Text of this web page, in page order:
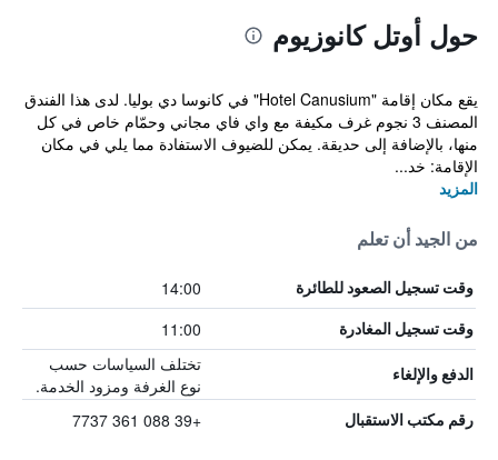
حول أوتل كانوزيوم
يقع مكان إقامة "Hotel Canusium" في كانوسا دي بوليا. لدى هذا الفندق
المصنف 3 نجوم غرف مكيفة مع واي فاي مجاني وحمّام خاص في كل
منها، بالإضافة إلى حديقة. يمكن للضيوف الاستفادة مما يلي في مكان
الإقامة: خد...
المزيد
من الجيد أن تعلم
وقت تسجيل الصعود للطائرة 14:00
وقت تسجيل المغادرة 11:00
الدفع والإلغاء
تختلف السياسات حسب
نوع الغرفة ومزود الخدمة.
رقم مكتب الاستقبال +39 088 361 7737